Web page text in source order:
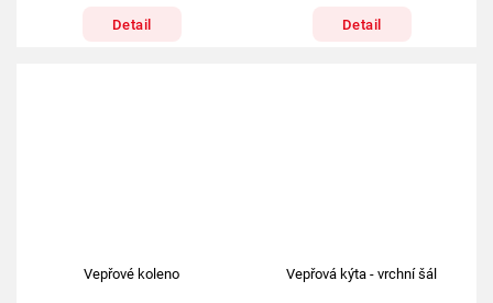
Detail Detail
Vepřové koleno Vepřová kýta - vrchní šál